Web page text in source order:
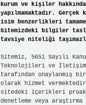
kurum ve kişiler hakkında
yapılmamaktadır.
isim benzerlikleri
Sitemizdeki bilgiler
tavsiye niteliği
Sitemiz, 5651 Sayılı
Teknolojileri ve İletişim
tarafından onaylanmış
olarak hizmet
sitedeki içerikleri
denetleme veya araştırma